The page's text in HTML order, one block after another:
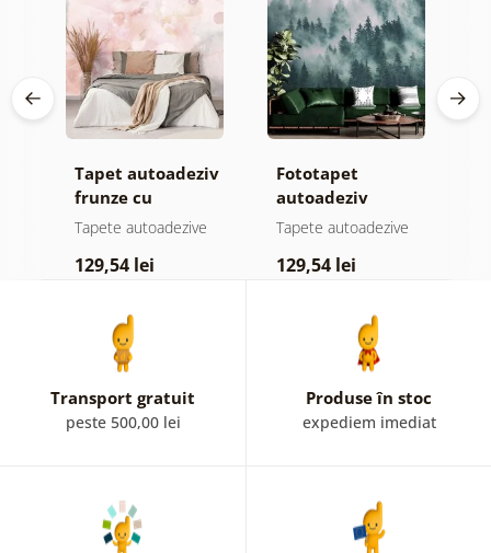
Tapet autoadeziv
frunze cu
atingere
Tapete autoadezive
129,54 lei
Fototapet
autoadeziv
pădure în ceață
Tapete autoadezive
129,54 lei
Transport gratuit
peste 500,00 lei
Produse în stoc
expediem imediat